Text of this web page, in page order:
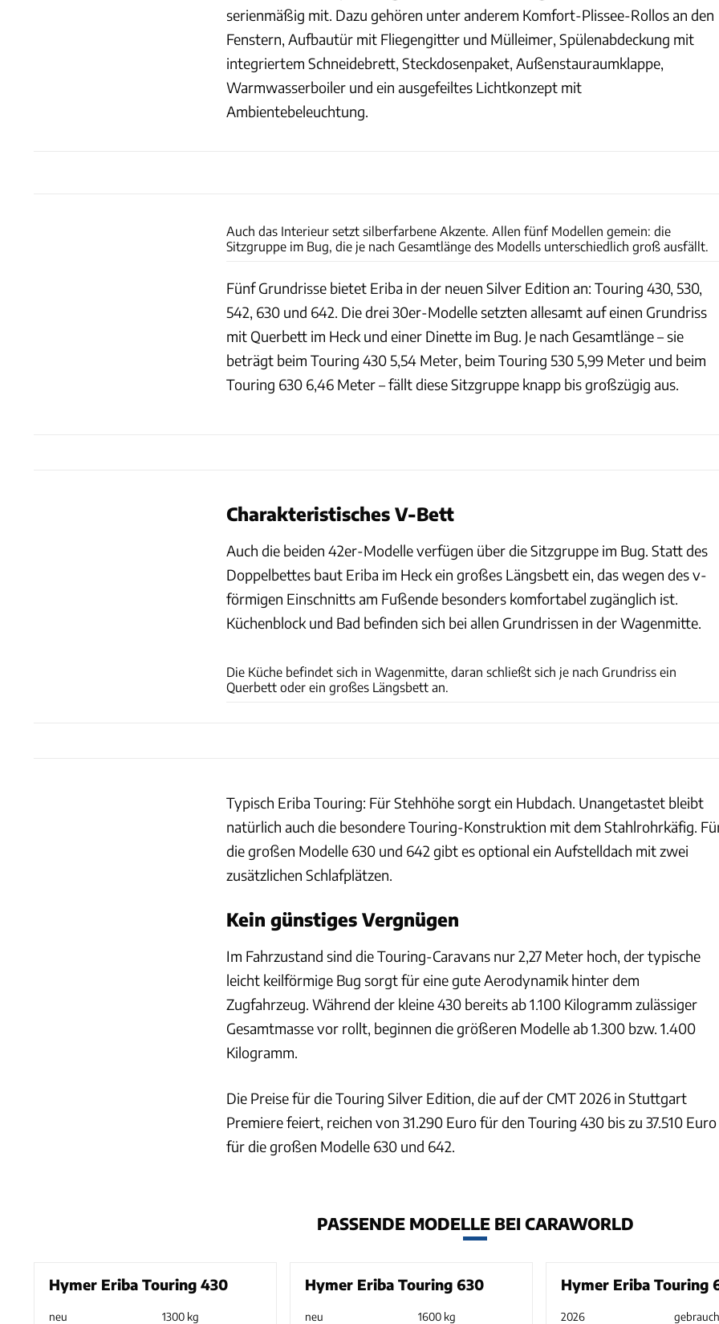
serienmäßig mit. Dazu gehören unter anderem Komfort-Plissee-Rollos an den
Fenstern, Aufbautür mit Fliegengitter und Mülleimer, Spülenabdeckung mit
integriertem Schneidebrett, Steckdosenpaket, Außenstauraumklappe,
Warmwasserboiler und ein ausgefeiltes Lichtkonzept mit
Ambientebeleuchtung.
Auch das Interieur setzt silberfarbene Akzente. Allen fünf Modellen gemein: die
Sitzgruppe im Bug, die je nach Gesamtlänge des Modells unterschiedlich groß ausfällt.
Fünf Grundrisse bietet Eriba in der neuen Silver Edition an: Touring 430, 530,
542, 630 und 642. Die drei 30er-Modelle setzten allesamt auf einen Grundriss
mit Querbett im Heck und einer Dinette im Bug. Je nach Gesamtlänge – sie
beträgt beim Touring 430 5,54 Meter, beim Touring 530 5,99 Meter und beim
Touring 630 6,46 Meter – fällt diese Sitzgruppe knapp bis großzügig aus.
Charakteristisches V-Bett
Auch die beiden 42er-Modelle verfügen über die Sitzgruppe im Bug. Statt des
Doppelbettes baut Eriba im Heck ein großes Längsbett ein, das wegen des v-
förmigen Einschnitts am Fußende besonders komfortabel zugänglich ist.
Küchenblock und Bad befinden sich bei allen Grundrissen in der Wagenmitte.
Die Küche befindet sich in Wagenmitte, daran schließt sich je nach Grundriss ein
Querbett oder ein großes Längsbett an.
Typisch Eriba Touring: Für Stehhöhe sorgt ein Hubdach. Unangetastet bleibt
natürlich auch die besondere Touring-Konstruktion mit dem Stahlrohrkäfig.
die großen Modelle 630 und 642 gibt es optional ein Aufstelldach mit zwei
zusätzlichen Schlafplätzen.
Kein günstiges Vergnügen
Im Fahrzustand sind die Touring-Caravans nur 2,27 Meter hoch, der typische
leicht keilförmige Bug sorgt für eine gute Aerodynamik hinter dem
Zugfahrzeug. Während der kleine 430 bereits ab 1.100 Kilogramm zulässiger
Gesamtmasse vor rollt, beginnen die größeren Modelle ab 1.300 bzw. 1.400
Kilogramm.
Die Preise für die Touring Silver Edition, die auf der CMT 2026 in Stuttgart
Premiere feiert, reichen von 31.290 Euro für den Touring 430 bis zu 37.510 Euro
für die großen Modelle 630 und 642.
PASSENDE MODELLE BEI CARAWORLD
Hymer Eriba Touring 430
neu 1300 kg
Hymer Eriba Touring 630
neu 1600 kg
Hymer Eriba Touring
2026